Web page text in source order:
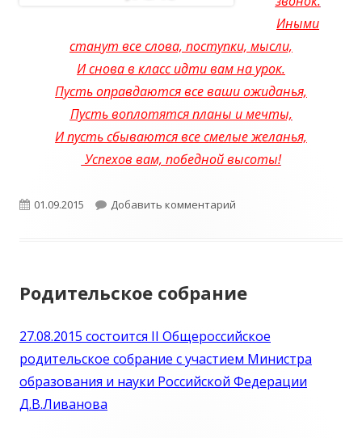
Иными
станут все слова, поступки, мысли,
И снова в класс идти вам на урок.
Пусть оправдаются все ваши ожиданья,
Пусть воплотятся планы и мечты,
И пусть сбываются все смелые желанья,
Успехов вам, победной высоты!
Опубликовано
01.09.2015 Добавить комментарий
Родительское собрание
27.08.2015 состоится II Общероссийское
родительское собрание с участием Министра
образования и науки Российской Федерации
Д.В.Ливанова